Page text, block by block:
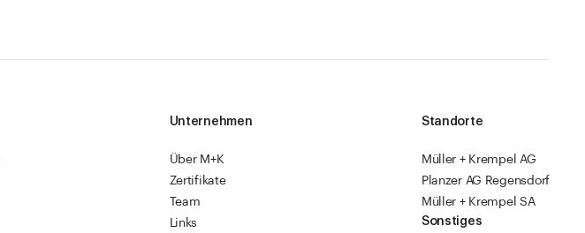
Unternehmen
Über M+K
Zertifikate
Team
Links
Standorte
Müller + Krempel AG
Planzer AG Regensdorf
Müller + Krempel SA
Sonstiges